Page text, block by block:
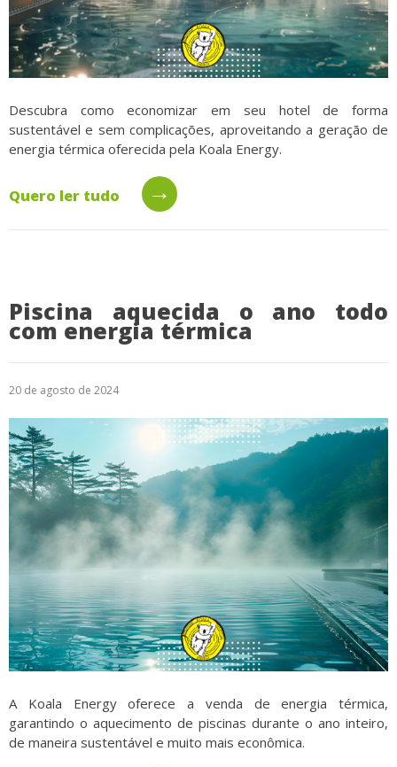
Descubra como economizar em seu hotel de forma
sustentável e sem complicações, aproveitando a geração de
energia térmica oferecida pela Koala Energy.
Quero ler tudo →
Piscina aquecida o ano todo
com energia térmica
20 de agosto de 2024
A Koala Energy oferece a venda de energia térmica,
garantindo o aquecimento de piscinas durante o ano inteiro,
de maneira sustentável e muito mais econômica.